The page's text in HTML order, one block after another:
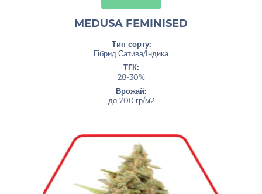
MEDUSA FEMINISED
Тип сорту:
Гібрид Сатива/Індика
ТГК:
28-30%
Врожай:
до 700 гр/м2